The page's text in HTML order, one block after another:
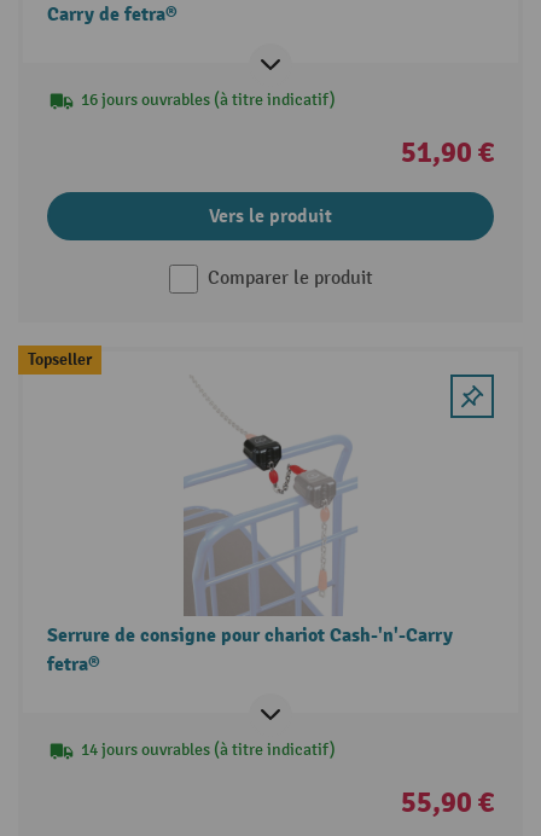
Carry de fetra®
16 jours ouvrables (à titre indicatif)
51,90 €
Vers le produit
Comparer le produit
Topseller
Serrure de consigne pour chariot Cash-'n'-Carry
fetra®
14 jours ouvrables (à titre indicatif)
55,90 €